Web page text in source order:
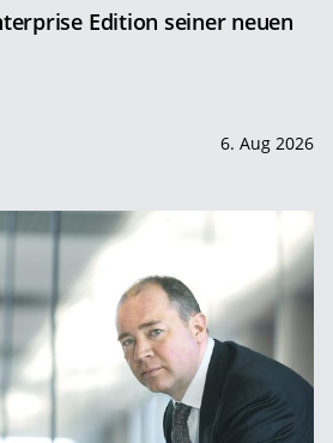
Edition seiner neuen
6. Aug 2026